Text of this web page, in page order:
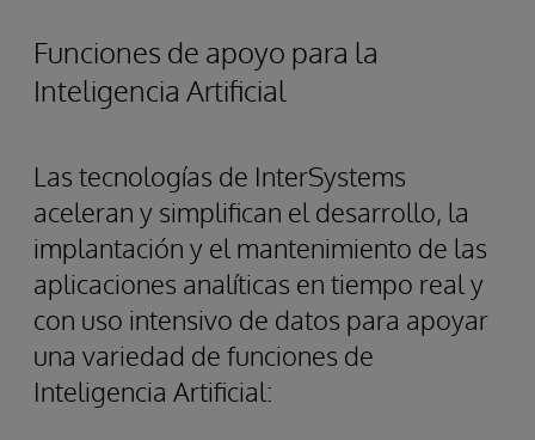
Funciones de apoyo para la
Inteligencia Artificial
Las tecnologías de InterSystems
aceleran y simplifican el desarrollo, la
implantación y el mantenimiento de las
aplicaciones analíticas en tiempo real y
con uso intensivo de datos para apoyar
una variedad de funciones de
Inteligencia Artificial: